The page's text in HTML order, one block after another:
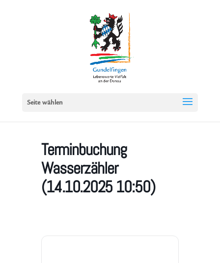
Seite wählen
Terminbuchung
Wasserzähler
(14.10.2025 10:50)